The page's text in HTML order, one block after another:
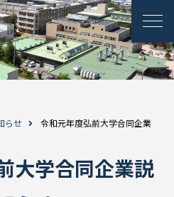
らせ
令和元年度弘前大学合同企業
大学合同企業説